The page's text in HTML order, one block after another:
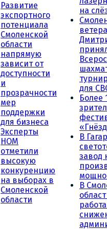
Развитие
экспортного
потенциала
Смоленской
области
напрямую
зависит от
доступности
и
прозрачности
мер
поддержки
для бизнеса
Эксперты
НОМ
отметили
высокую
конкуренцию
на выборах в
Смоленской
области
на
для
Более
В
завод
В